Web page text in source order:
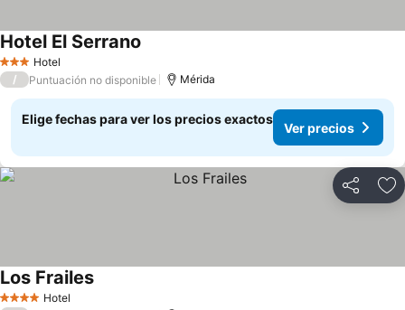
3 Estrellas
Hotel
Hotel El Serrano
/ Puntuación no disponible Mérida
Elige fechas para ver los precios exactos
Ver precios
Compartir
4 EstrellasHotel
Los Frailes